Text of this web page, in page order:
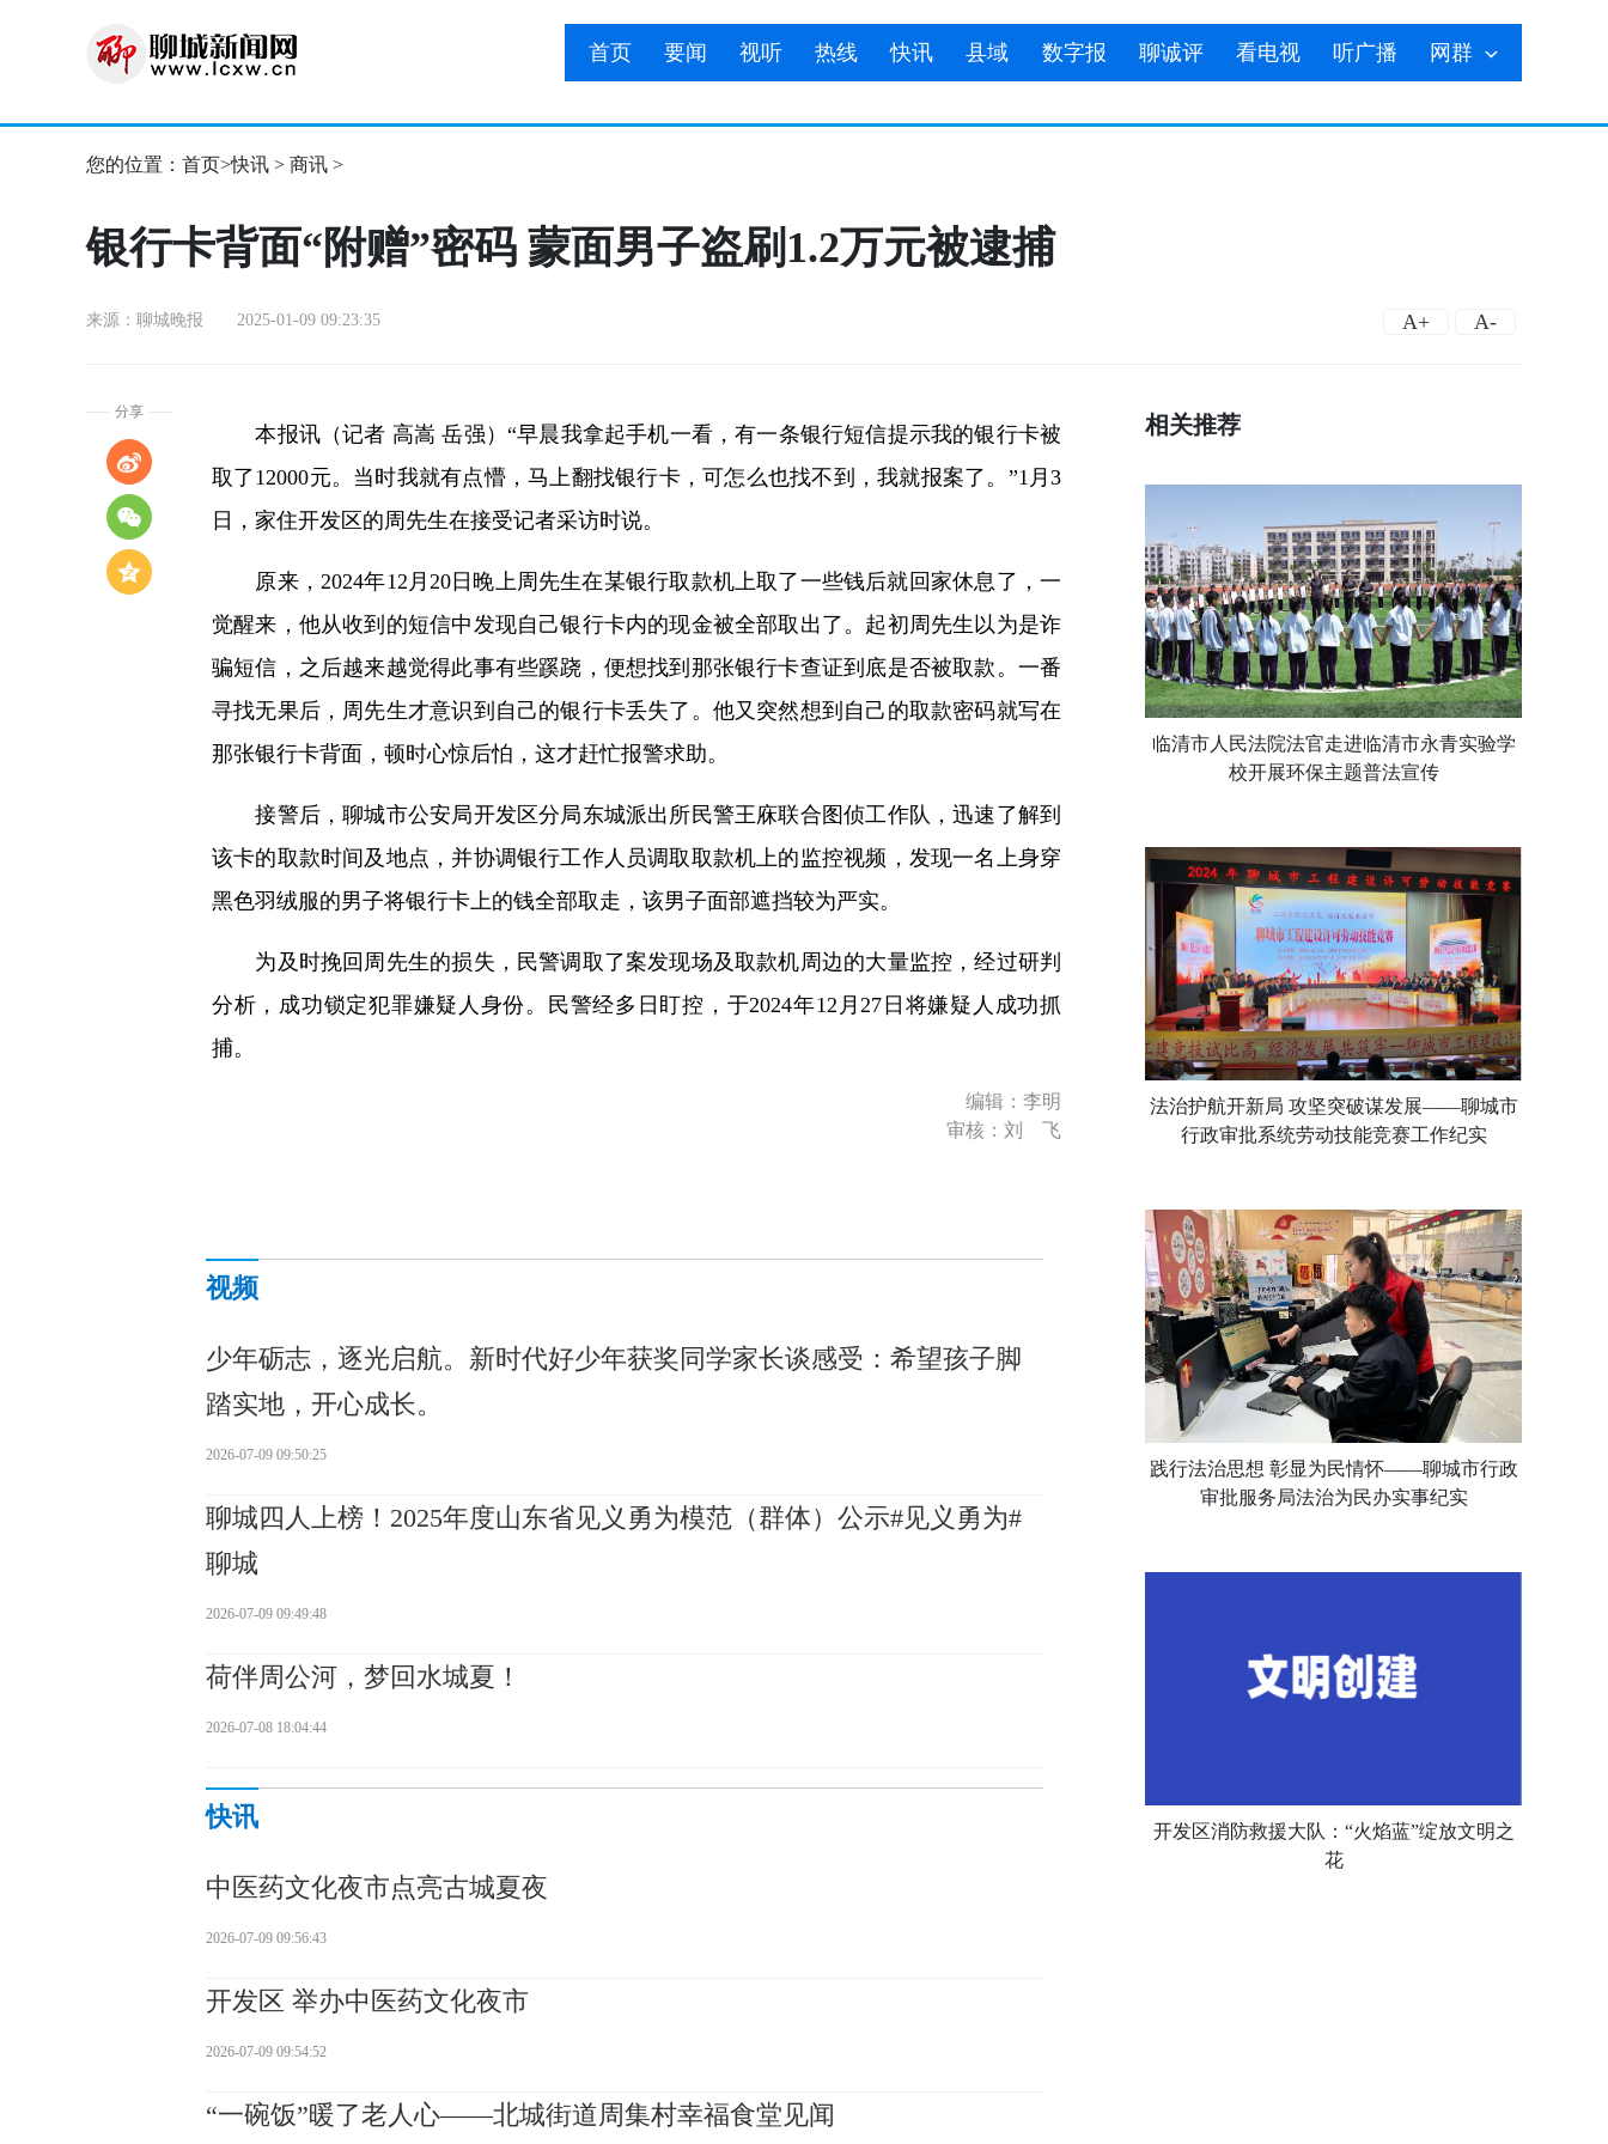
首页 要闻 视听 热线 快讯 县域 数字报 聊诚评 看电视 听广播 网群
您的位置： 首页>快讯 > 商讯 >
银行卡背面“附赠”密码 蒙面男子盗刷1.2万元被逮捕
来源：聊城晚报 2025-01-09 09:23:35 A+ A-
分享
本报讯（记者 高嵩 岳强）“早晨我拿起手机一看，有一条银行短信提示我的银行卡被
取了12000元。当时我就有点懵，马上翻找银行卡，可怎么也找不到，我就报案了。”1月3
日，家住开发区的周先生在接受记者采访时说。
原来，2024年12月20日晚上周先生在某银行取款机上取了一些钱后就回家休息了，一
觉醒来，他从收到的短信中发现自己银行卡内的现金被全部取出了。起初周先生以为是诈
骗短信，之后越来越觉得此事有些蹊跷，便想找到那张银行卡查证到底是否被取款。一番
寻找无果后，周先生才意识到自己的银行卡丢失了。他又突然想到自己的取款密码就写在
那张银行卡背面，顿时心惊后怕，这才赶忙报警求助。
接警后，聊城市公安局开发区分局东城派出所民警王庥联合图侦工作队，迅速了解到
该卡的取款时间及地点，并协调银行工作人员调取取款机上的监控视频，发现一名上身穿
黑色羽绒服的男子将银行卡上的钱全部取走，该男子面部遮挡较为严实。
为及时挽回周先生的损失，民警调取了案发现场及取款机周边的大量监控，经过研判
分析，成功锁定犯罪嫌疑人身份。民警经多日盯控，于2024年12月27日将嫌疑人成功抓
捕。
编辑：李明
审核：刘 飞
相关推荐
临清市人民法院法官走进临清市永青实验学
校开展环保主题普法宣传
法治护航开新局 攻坚突破谋发展——聊城市
行政审批系统劳动技能竞赛工作纪实
践行法治思想 彰显为民情怀——聊城市行政
审批服务局法治为民办实事纪实
开发区消防救援大队：“火焰蓝”绽放文明之
花
视频
少年砺志，逐光启航。新时代好少年获奖同学家长谈感受：希望孩子脚
踏实地，开心成长。
2026-07-09 09:50:25
聊城四人上榜！2025年度山东省见义勇为模范（群体）公示#见义勇为#
聊城
2026-07-09 09:49:48
荷伴周公河，梦回水城夏！
2026-07-08 18:04:44
快讯
中医药文化夜市点亮古城夏夜
2026-07-09 09:56:43
开发区 举办中医药文化夜市
2026-07-09 09:54:52
“一碗饭”暖了老人心——北城街道周集村幸福食堂见闻